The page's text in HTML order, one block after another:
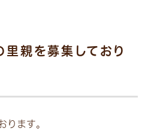
里親を募集しており
ます。